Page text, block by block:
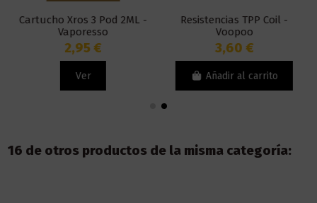
Cartucho Xros 3 Pod 2ML -
Vaporesso
2,95 €
Ver
Resistencias TPP Coil -
Voopoo
3,60 €
Añadir al carrito
16 de otros productos de la misma categoría: